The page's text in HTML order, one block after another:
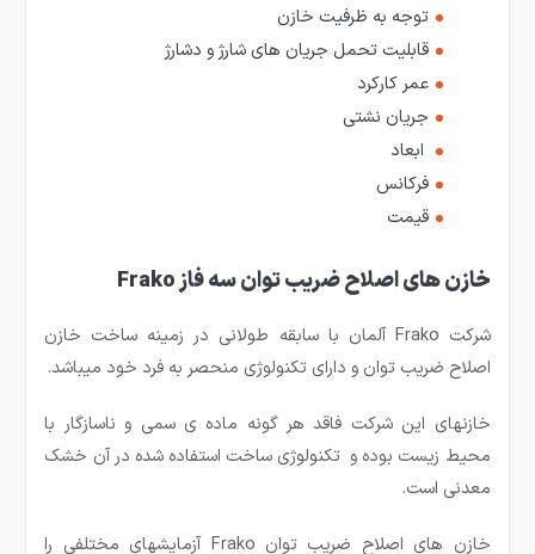
توجه به ظرفیت خازن
قابلیت تحمل جریان های شارژ و دشارژ
عمر کارکرد
جریان نشتی
ابعاد
فرکانس
قیمت
خازن های اصلاح ضریب توان سه فاز Frako
شرکت Frako آلمان با سابقه طولانی در زمینه ساخت خازن
اصلاح ضریب توان و دارای تکنولوژی منحصر به فرد خود می­باشد.
خازن­های این شرکت فاقد هر گونه ماده ی سمی و ناسازگار با
محیط زیست بوده و تکنولوژی ساخت استفاده شده در آن خشک
معدنی است.
خازن های اصلاح ضریب توان Frako آزمایش­های مختلفی را